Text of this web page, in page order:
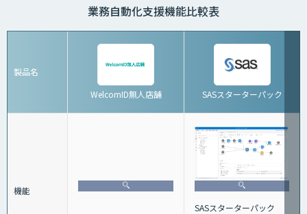
業務自動化支援機能比較表
製品名
WelcomID無人店舗
SASスターターパック
機能
SASスターターパック